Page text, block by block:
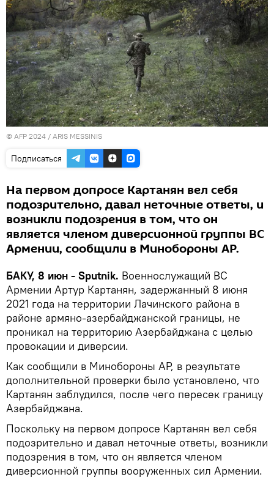
© AFP 2024 / ARIS MESSINIS
Подписаться
На первом допросе Картанян вел себя
подозрительно, давал неточные ответы, и
возникли подозрения в том, что он
является членом диверсионной группы ВС
Армении, сообщили в Минобороны АР.
БАКУ, 8 июн - Sputnik. Военнослужащий ВС
Армении Артур Картанян, задержанный 8 июня
2021 года на территории Лачинского района в
районе армяно-азербайджанской границы, не
проникал на территорию Азербайджана с целью
провокации и диверсии.
Как сообщили в Минобороны АР, в результате
дополнительной проверки было установлено, что
Картанян заблудился, после чего пересек границу
Азербайджана.
Поскольку на первом допросе Картанян вел себя
подозрительно и давал неточные ответы, возникли
подозрения в том, что он является членом
диверсионной группы вооруженных сил Армении.